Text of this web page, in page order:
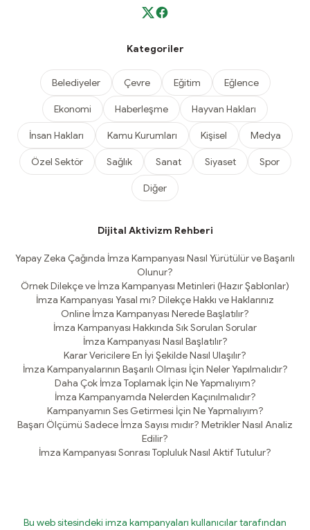
Kategoriler
Belediyeler Çevre Eğitim Eğlence
Ekonomi Haberleşme Hayvan Hakları
İnsan Hakları Kamu Kurumları Kişisel Medya
Özel Sektör Sağlık Sanat Siyaset Spor
Diğer
Dijital Aktivizm Rehberi
Yapay Zeka Çağında İmza Kampanyası Nasıl Yürütülür ve Başarılı
Olunur?
Örnek Dilekçe ve İmza Kampanyası Metinleri (Hazır Şablonlar)
İmza Kampanyası Yasal mı? Dilekçe Hakkı ve Haklarınız
Online İmza Kampanyası Nerede Başlatılır?
İmza Kampanyası Hakkında Sık Sorulan Sorular
İmza Kampanyası Nasıl Başlatılır?
Karar Vericilere En İyi Şekilde Nasıl Ulaşılır?
İmza Kampanyalarının Başarılı Olması İçin Neler Yapılmalıdır?
Daha Çok İmza Toplamak İçin Ne Yapmalıyım?
İmza Kampanyamda Nelerden Kaçınılmalıdır?
Kampanyamın Ses Getirmesi İçin Ne Yapmalıyım?
Başarı Ölçümü Sadece İmza Sayısı mıdır? Metrikler Nasıl Analiz
Edilir?
İmza Kampanyası Sonrası Topluluk Nasıl Aktif Tutulur?
Bu web sitesindeki imza kampanyaları kullanıcılar tarafından